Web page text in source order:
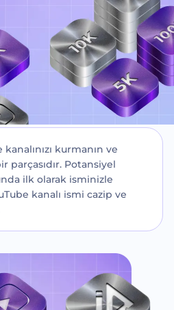
kurmanın ve
Potansiyel
ilk olarak isminizle
kanalı ismi cazip ve